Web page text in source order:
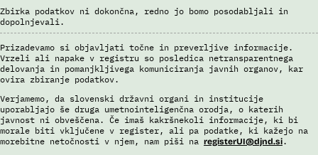
pri avtomatizirani obdelavi podatkov ter varnostna tveganja
posamično pregledajo še z neavtomatiziranimi sredstvi.
Sistem uporablja sledeče vire podatkov: Evidenca potnikov,
prijavljenih na let, Evidenca potnikov iz sistema rezervacij letalskih
vozovnic, Evidence policije, Schengenskega informacijskega sistema,
Interpola.
Viri:
Brošura 60 let informacijsko telekomunikacijskega sistema policije
Odgovor na zahtevek za informacije javnega značaja
Zbirka podatkov ni dokončna, redno jo bomo posodabljali in
dopolnjevali.
Prizadevamo si objavljati točne in preverljive informacije.
Vrzeli ali napake v registru so posledica netransparentnega
delovanja in pomanjkljivega komuniciranja javnih organov, kar
ovira zbiranje podatkov.
Verjamemo, da slovenski državni organi in institucije
uporabljajo še druga umetnointeligenčna orodja, o katerih
javnost ni obveščena. Če imaš kakršnekoli informacije, ki bi
morale biti vključene v register, ali pa podatke, ki kažejo na
morebitne netočnosti v njem, nam piši na registerUI@djnd.si.